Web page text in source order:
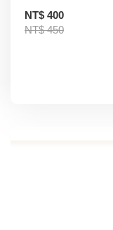
NT$ 400
NT$ 450